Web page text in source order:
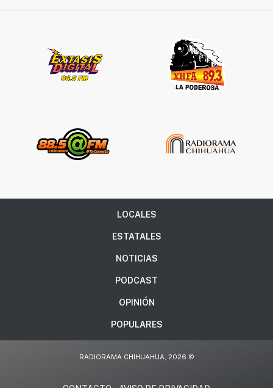
LOCALES
ESTATALES
NOTICIAS
PODCAST
OPINIÓN
POPULARES
RADIORAMA CHIHUAHUA, 2026 ©